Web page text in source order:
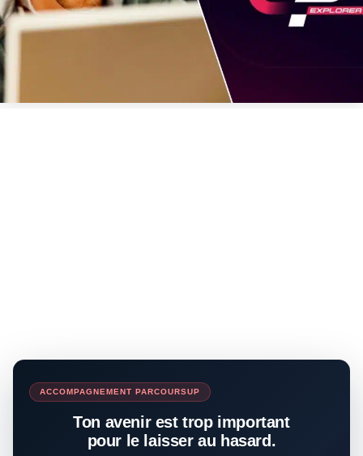
ACCOMPAGNEMENT PARCOURSUP
Ton avenir est trop important
pour le laisser au hasard.